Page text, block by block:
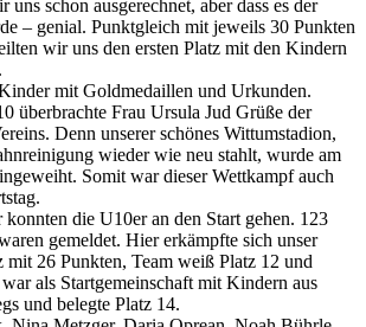
uns schon ausgerechnet, aber dass es der
– genial. Punktgleich mit jeweils 30 Punkten
wir uns den ersten Platz mit den Kindern
mit Goldmedaillen und Urkunden.
überbrachte Frau Ursula Jud Grüße der
Denn unserer schönes Wittumstadion,
wieder wie neu stahlt, wurde am
Somit war dieser Wettkampf auch
die U10er an den Start gehen. 123
gemeldet. Hier erkämpfte sich unser
mit 26 Punkten, Team weiß Platz 12 und
als Startgemeinschaft mit Kindern aus
und belegte Platz 14.